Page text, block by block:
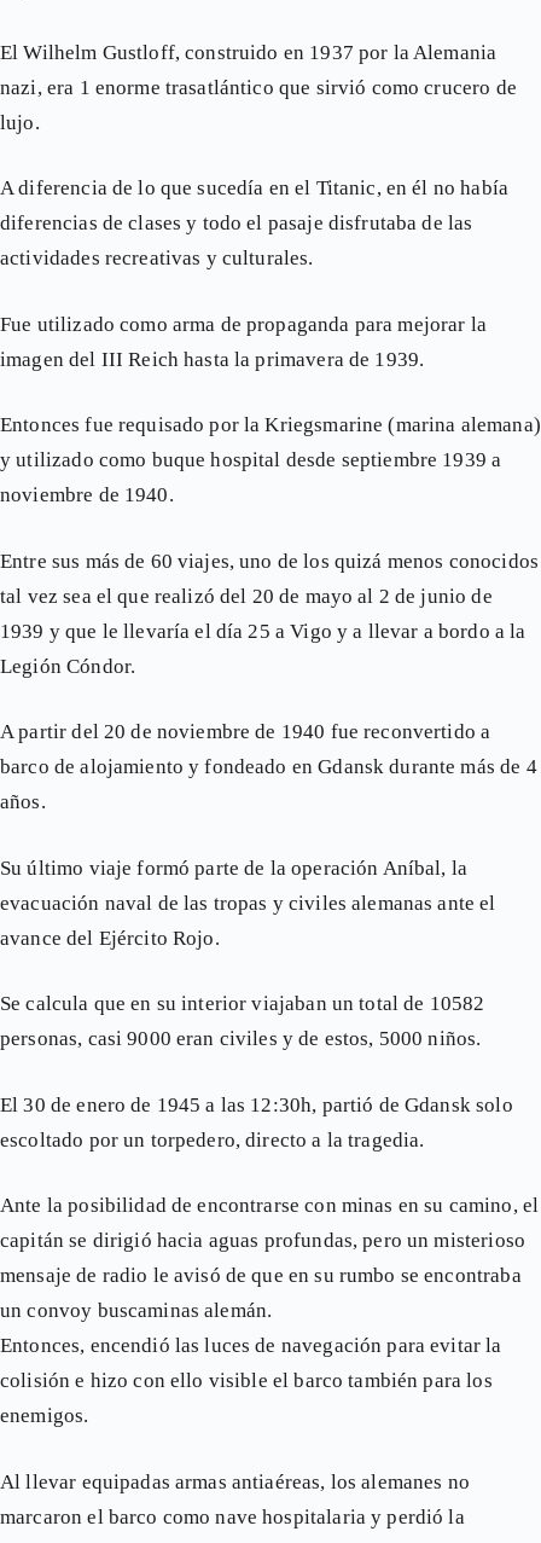
El Wilhelm Gustloff, construido en 1937 por la Alemania
nazi, era 1 enorme trasatlántico que sirvió como crucero de
lujo.
A diferencia de lo que sucedía en el Titanic, en él no había
diferencias de clases y todo el pasaje disfrutaba de las
actividades recreativas y culturales.
Fue utilizado como arma de propaganda para mejorar la
imagen del III Reich hasta la primavera de 1939.
Entonces fue requisado por la Kriegsmarine (marina alemana)
y utilizado como buque hospital desde septiembre 1939 a
noviembre de 1940.
Entre sus más de 60 viajes, uno de los quizá menos conocidos
tal vez sea el que realizó del 20 de mayo al 2 de junio de
1939 y que le llevaría el día 25 a Vigo y a llevar a bordo a la
Legión Cóndor.
A partir del 20 de noviembre de 1940 fue reconvertido a
barco de alojamiento y fondeado en Gdansk durante más de 4
años.
Su último viaje formó parte de la operación Aníbal, la
evacuación naval de las tropas y civiles alemanas ante el
avance del Ejército Rojo.
Se calcula que en su interior viajaban un total de 10582
personas, casi 9000 eran civiles y de estos, 5000 niños.
El 30 de enero de 1945 a las 12:30h, partió de Gdansk solo
escoltado por un torpedero, directo a la tragedia.
Ante la posibilidad de encontrarse con minas en su camino, el
capitán se dirigió hacia aguas profundas, pero un misterioso
mensaje de radio le avisó de que en su rumbo se encontraba
un convoy buscaminas alemán.
Entonces, encendió las luces de navegación para evitar la
colisión e hizo con ello visible el barco también para los
enemigos.
Al llevar equipadas armas antiaéreas, los alemanes no
marcaron el barco como nave hospitalaria y perdió la